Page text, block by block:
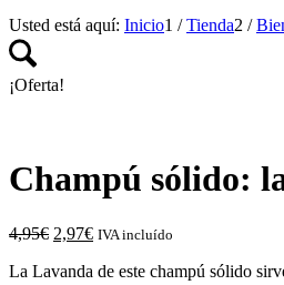
Usted está aquí: Inicio1 / Tienda2 /
¡Oferta!
Champú sólido:
4,95€ El
original
2,97€El
actual
IVA incluído
La Lavanda de este champú sólido